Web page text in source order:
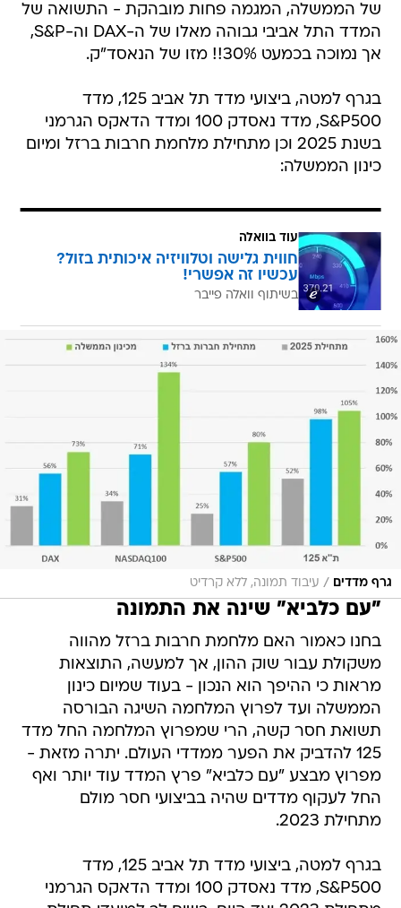
של הממשלה, המגמה פחות מובהקת - התשואה של
המדד התל אביבי גבוהה מאלו של ה-DAX וה-S&P,
אך נמוכה בכמעט 30%!! מזו של הנאסד"ק.
בגרף למטה, ביצועי מדד תל אביב 125, מדד
S&P500, מדד נאסדק 100 ומדד הדאקס הגרמני
בשנת 2025 וכן מתחילת מלחמת חרבות ברזל ומיום
כינון הממשלה:
עוד בוואלה
חווית גלישה וטלוויזיה איכותית בזול?
עכשיו זה אפשרי!
בשיתוף וואלה פייבר
גרף מדדים / עיבוד תמונה, ללא קרדיט
"עם כלביא" שינה את התמונה
בחנו כאמור האם מלחמת חרבות ברזל מהווה
משקולת עבור שוק ההון, אך למעשה, התוצאות
מראות כי ההיפך הוא הנכון - בעוד שמיום כינון
הממשלה ועד לפרוץ המלחמה השיגה הבורסה
תשואת חסר קשה, הרי שמפרוץ המלחמה החל מדד
125 להדביק את הפער ממדדי העולם. יתרה מזאת -
מפרוץ מבצע "עם כלביא" פרץ המדד עוד יותר ואף
החל לעקוף מדדים שהיה בביצועי חסר מולם
מתחילת 2023.
בגרף למטה, ביצועי מדד תל אביב 125, מדד
S&P500, מדד נאסדק 100 ומדד הדאקס הגרמני